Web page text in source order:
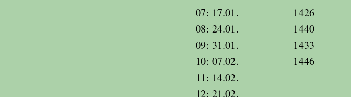
07: 17.01.
1426
08: 24.01.
1440
09: 31.01.
1433
10: 07.02.
1446
11: 14.02.
12: 21.02.